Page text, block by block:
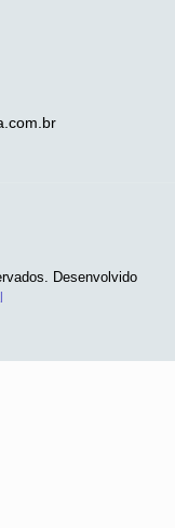
Desenvolvido